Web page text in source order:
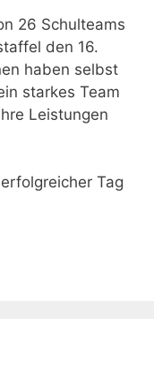
26 Schulteams
den 16.
haben selbst
starkes Team
Leistungen
Tag